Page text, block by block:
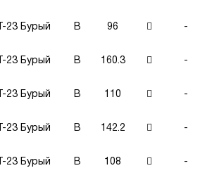
Т-23 Бурый В 96 -
Т-23 Бурый В 160.3 -
Т-23 Бурый В 110 -
Т-23 Бурый В 142.2 -
Т-23 Бурый В 108 -